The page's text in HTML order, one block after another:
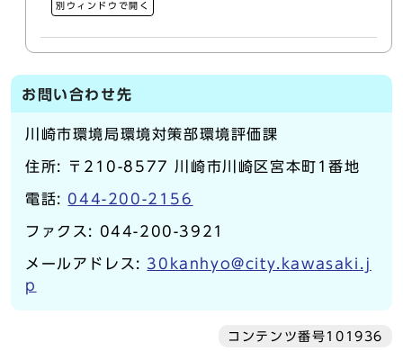
別ウィンドウで開く
お問い合わせ先
川崎市環境局環境対策部環境評価課
住所: 〒210-8577 川崎市川崎区宮本町1番地
電話: 044-200-2156
ファクス: 044-200-3921
メールアドレス: 30kanhyo@city.kawasaki.j
p
コンテンツ番号101936